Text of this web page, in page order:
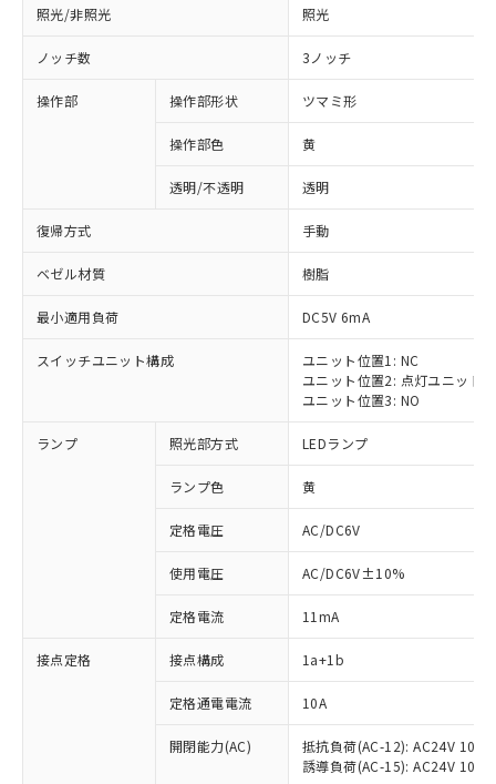
照光/非照光 照光
ノッチ数 3ノッチ
操作部 操作部形状 ツマミ形
操作部色 黄
透明/不透明 透明
復帰方式 手動
ベゼル材質 樹脂
最小適用負荷 DC5V 6mA
スイッチユニット構成
ユニット位置1: NC
ユニット位置2: 点灯ユニット
ユニット位置3: NO
ランプ 照光部方式 LEDランプ
ランプ色 黄
定格電圧 AC/DC6V
使用電圧 AC/DC6V±10%
定格電流 11mA
接点定格 接点構成 1a+1b
定格通電電流 10A
開閉能力(AC)
抵抗負荷(AC-12): AC24V 10A/
誘導負荷(AC-15): AC24V
ご利用条件
以下の条件をお読みいただき、同意のうえ
※1 対応状況
対応済み：EU RoHS指令（10物質）の
非含有に対応した製品が提供可能な商品で
対応予定：EU RoHS指令（10物質）の非含
有に対応した製品に切り替える予定のある
対応予定なし：EU RoHS指令（10物質）の
非含有に非対応の商品で、対応品を出す予